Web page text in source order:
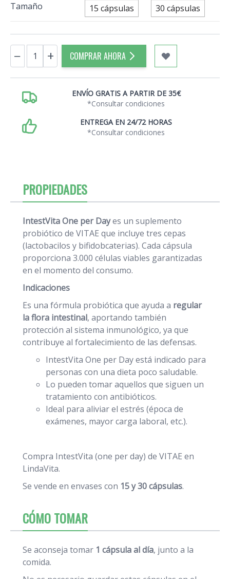
Tamaño 15 cápsulas 30 cápsulas
Cantidad
− + COMPRAR AHORA
ENVÍO GRATIS A PARTIR DE 35€
*Consultar condiciones
ENTREGA EN 24/72 HORAS
*Consultar condiciones
PROPIEDADES
IntestVita One per Dayes un suplemento
probiótico de VITAE que incluye tres cepas
(lactobacilos y bifidobcaterias). Cada cápsula
proporciona 3.000 células viables garantizadas
en el momento del consumo.
Indicaciones
Es una fórmula probiótica que ayuda a regular
la flora intestinal, aportando también
protección al sistema inmunológico, ya que
contribuye al fortalecimiento de las defensas.
IntestVita One per Day está indicado para
personas con una dieta poco saludable.
Lo pueden tomar aquellos que siguen un
tratamiento con antibióticos.
Ideal para aliviar el estrés (época de
exámenes, mayor carga laboral, etc.).
Compra IntestVita (one per day) de VITAE en
LindaVita.
Se vende en envases con 15 y 30 cápsulas.
CÓMO TOMAR
Se aconseja tomar 1 cápsula al día, junto a la
comida.